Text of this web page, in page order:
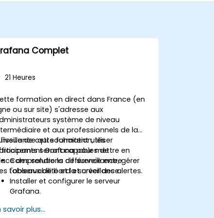
Complet
21 Heures
formation en direct dans France (en
ou sur site) s'adresse aux
système de niveau
et aux professionnels de la
qui souhaitent utiliser
Grafana pour mettre en
des solutions de surveillance, gérer
tableaux de bord et créer des alertes.
l'issue de cette formation, les
seront capables de :
Comprendre la différence entre
l'observabilité et la surveillance.
Installer et configurer le serveur
Grafana.
sources de données telles que
savoir plus...